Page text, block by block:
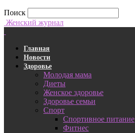
Поиск
Женский журнал
Главная
Новости
Здоровье
Молодая мама
Диеты
Женское здоровье
Здоровье семьи
Спорт
Спортивное питание
Фитнес